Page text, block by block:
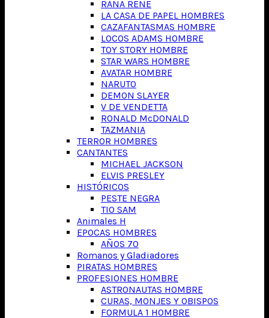
RANA RENE
LA CASA DE PAPEL HOMBRES
CAZAFANTASMAS HOMBRE
LOCOS ADAMS HOMBRE
TOY STORY HOMBRE
STAR WARS HOMBRE
AVATAR HOMBRE
NARUTO
DEMON SLAYER
V DE VENDETTA
RONALD McDONALD
TAZMANIA
TERROR HOMBRES
CANTANTES
MICHAEL JACKSON
ELVIS PRESLEY
HISTÓRICOS
PESTE NEGRA
TIO SAM
Animales H
EPOCAS HOMBRES
AÑOS 70
Romanos y Gladiadores
PIRATAS HOMBRES
PROFESIONES HOMBRE
ASTRONAUTAS HOMBRE
CURAS, MONJES Y OBISPOS
FORMULA 1 HOMBRE